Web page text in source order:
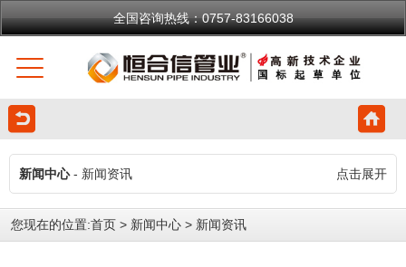
全国咨询热线：0757-83166038
新闻中心- 新闻资讯 点击展开
您现在的位置:首页 > 新闻中心 > 新闻资讯